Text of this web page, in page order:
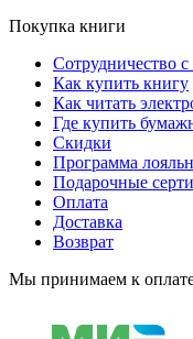
Покупка книги
Сотрудничество
Как купить книгу
Как читать
Где купить
Скидки
Программа
Подарочные
Оплата
Доставка
Возврат
Мы принимаем к